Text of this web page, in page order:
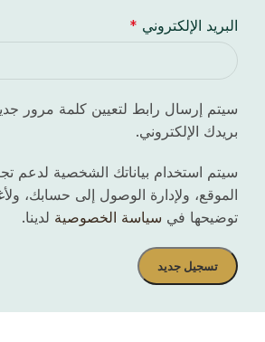
البريد الإلكتروني *
سيتم إرسال رابط لتعيين كلمة مرور
بريدك الإلكتروني.
سيتم استخدام بياناتك الشخصية لدعم
الموقع، ولإدارة الوصول إلى حسابك،
توضيحها في سياسة الخصوصية لدينا.
تسجيل جديد